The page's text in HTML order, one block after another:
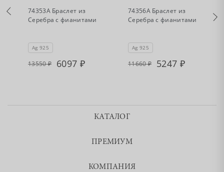
74353А Браслет из
Серебра с фианитами
Ag 925
13550 6097
74356А Браслет из
Серебра с фианитами
Ag 925
11660 5247
КАТАЛОГ
ПРЕМИУМ
КОМПАНИЯ